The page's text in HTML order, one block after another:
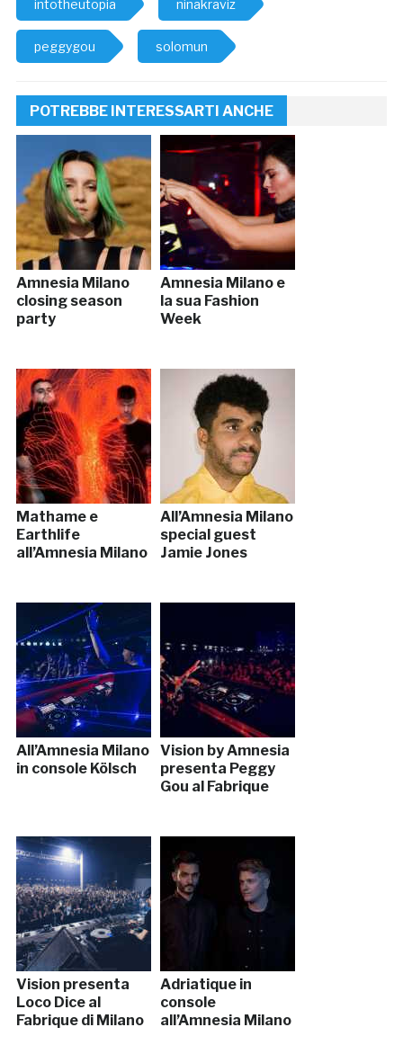
intotheutopia ninakraviz
peggygou solomun
POTREBBE INTERESSARTI ANCHE
Amnesia Milano
closing season
party
Amnesia Milano e
la sua Fashion
Week
Mathame e
Earthlife
all’Amnesia Milano
All’Amnesia Milano
special guest
Jamie Jones
All’Amnesia Milano
in console Kölsch
Vision by Amnesia
presenta Peggy
Gou al Fabrique
Vision presenta
Loco Dice al
Fabrique di Milano
Adriatique in
console
all’Amnesia Milano